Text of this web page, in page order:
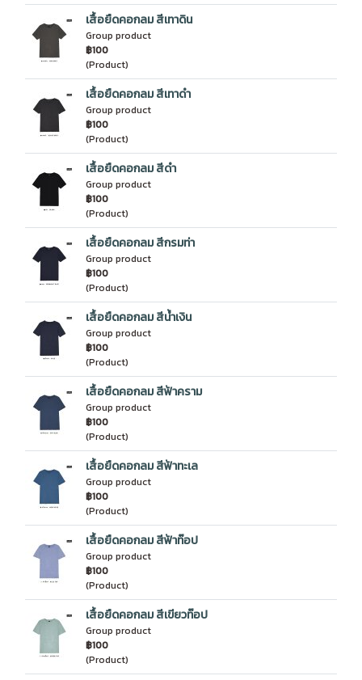
เสื้อยืดคอกลม สีเทาดิน
Group product
฿100
(Product)
เสื้อยืดคอกลม สีเทาดำ
Group product
฿100
(Product)
เสื้อยืดคอกลม สีดำ
Group product
฿100
(Product)
เสื้อยืดคอกลม สีกรมท่า
Group product
฿100
(Product)
เสื้อยืดคอกลม สีน้ำเงิน
Group product
฿100
(Product)
เสื้อยืดคอกลม สีฟ้าคราม
Group product
฿100
(Product)
เสื้อยืดคอกลม สีฟ้าทะเล
Group product
฿100
(Product)
เสื้อยืดคอกลม สีฟ้าท๊อป
Group product
฿100
(Product)
เสื้อยืดคอกลม สีเขียวท๊อป
Group product
฿100
(Product)